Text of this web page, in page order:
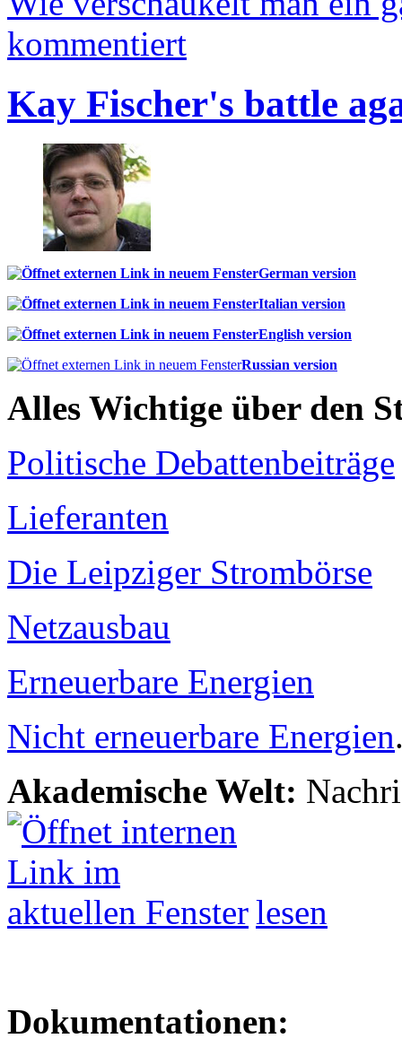
kommentiert
Kay Fischer's battle
German version
Italian version
English version
Russian version
Alles Wichtige über den
Politische Debattenbeiträge
Lieferanten
Die Leipziger Strombörse
Netzausbau
Erneuerbare Energien
Nicht erneuerbare Energien
Akademische Welt:
lesen
Dokumentationen: